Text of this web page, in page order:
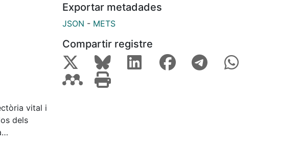
vital i
dels
Exportar metadades
JSON - METS
Compartir registre